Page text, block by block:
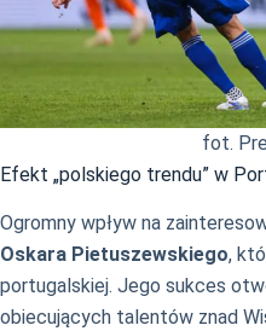
fot.
Efekt „polskiego trendu” w
Ogromny wpływ na
Oskara Pietuszewskiego,
portugalskiej. Jego sukces
obiecujących talentów znad